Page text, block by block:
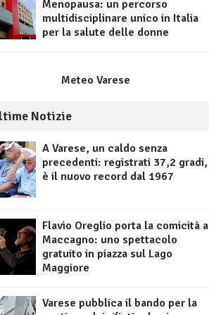
Menopausa: un percorso
multidisciplinare unico in Italia
per la salute delle donne
Meteo Varese
Notizie
A Varese, un caldo senza
precedenti: registrati 37,2 gradi,
è il nuovo record dal 1967
Flavio Oreglio porta la comicità a
Maccagno: uno spettacolo
gratuito in piazza sul Lago
Maggiore
Varese pubblica il bando per la